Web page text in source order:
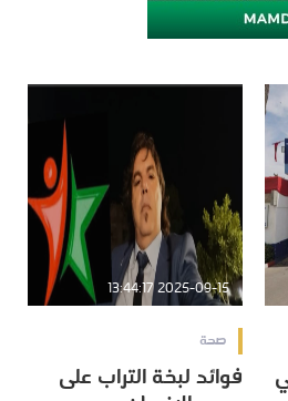
2025-09-15 13:44:17
صحة
فوائد لبخة التراب على